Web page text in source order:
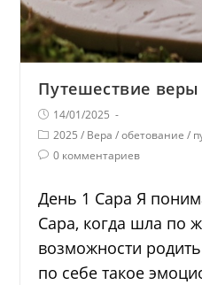
Путешествие веры
14/01/2025
2025 / Вера / обетование /
0 комментариев
День 1 Сара Я
Сара, когда шла по
возможности
по себе такое